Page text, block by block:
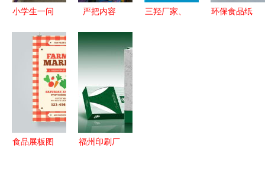
为例
小学生一问
图”案 7人
被判刑并处
罚金 警示
出版物进口
监管
严把内容
想阵地——
五原县开展
六中全会文
件学习辅导
读物专项检
三羟厂家、
环保食品纸
食品展板图
福州印刷厂